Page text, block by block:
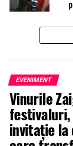
EVENIMENT
Vinurile
festivaluri,
invitație la